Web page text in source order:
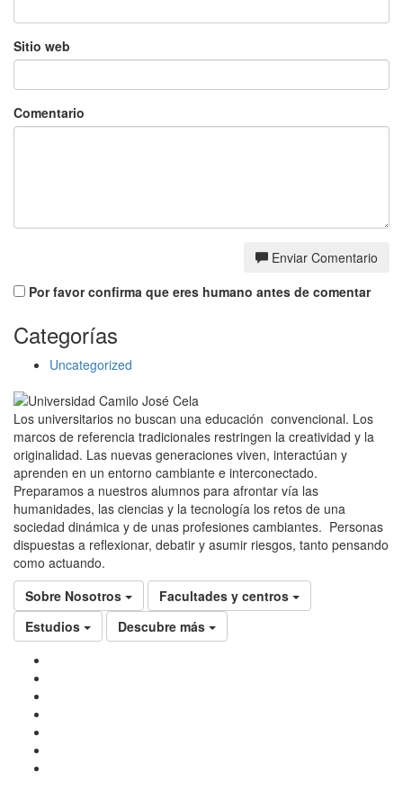
Sitio web
Comentario
Enviar Comentario
Por favor confirma que eres humano antes de comentar
Categorías
Uncategorized
Los universitarios no buscan una educación convencional. Los
marcos de referencia tradicionales restringen la creatividad y la
originalidad. Las nuevas generaciones viven, interactúan y
aprenden en un entorno cambiante e interconectado.
Preparamos a nuestros alumnos para afrontar vía las
humanidades, las ciencias y la tecnología los retos de una
sociedad dinámica y de unas profesiones cambiantes. Personas
dispuestas a reflexionar, debatir y asumir riesgos, tanto pensando
como actuando.
Sobre Nosotros
Facultades y centros
Estudios
Descubre más